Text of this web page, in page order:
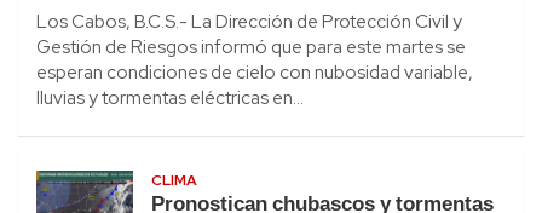
Los Cabos, B.C.S.- La Dirección de Protección Civil y
Gestión de Riesgos informó que para este martes se
esperan condiciones de cielo con nubosidad variable,
lluvias y tormentas eléctricas en…
CLIMA
Pronostican chubascos y tormentas